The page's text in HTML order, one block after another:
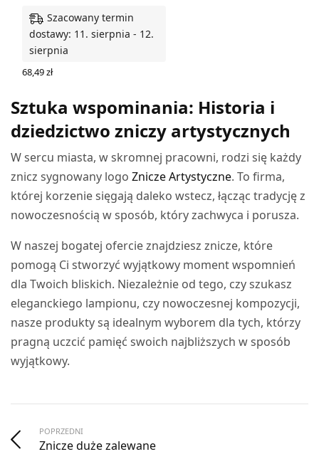
Szacowany termin
dostawy: 11. sierpnia - 12.
sierpnia
68,49zł
Sztuka wspominania: Historia i
dziedzictwo zniczy artystycznych
W sercu miasta, w skromnej pracowni, rodzi się każdy
znicz sygnowany logoZnicze Artystyczne. To firma,
której korzenie sięgają daleko wstecz, łącząc tradycję z
nowoczesnością w sposób, który zachwyca i porusza.
W naszej bogatej ofercie znajdziesz znicze, które
pomogą Ci stworzyć wyjątkowy moment wspomnień
dla Twoich bliskich. Niezależnie od tego, czy szukasz
eleganckiego lampionu, czy nowoczesnej kompozycji,
nasze produkty są idealnym wyborem dla tych, którzy
pragną uczcić pamięć swoich najbliższych w sposób
wyjątkowy.
POPRZEDNI
Znicze duże zalewane